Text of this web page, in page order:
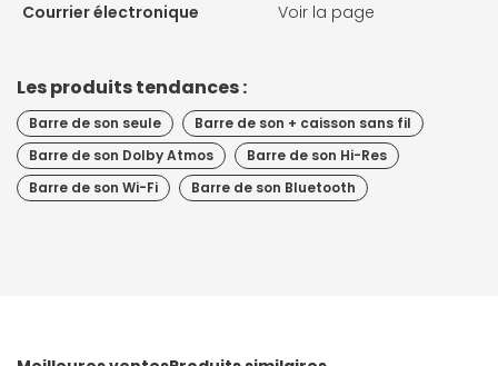
Courrier électronique
Voir la page
Les produits tendances :
Barre de son seule
Barre de son + caisson sans fil
Barre de son Dolby Atmos
Barre de son Hi-Res
Barre de son Wi-Fi
Barre de son Bluetooth